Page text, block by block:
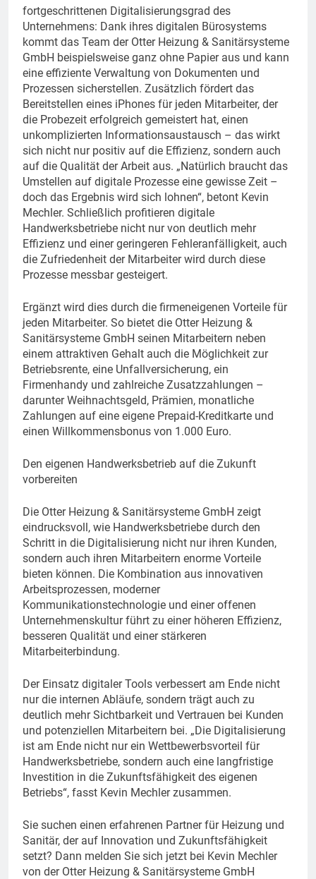
fortgeschrittenen Digitalisierungsgrad des
Unternehmens: Dank ihres digitalen Bürosystems
kommt das Team der Otter Heizung & Sanitärsysteme
GmbH beispielsweise ganz ohne Papier aus und kann
eine effiziente Verwaltung von Dokumenten und
Prozessen sicherstellen. Zusätzlich fördert das
Bereitstellen eines iPhones für jeden Mitarbeiter, der
die Probezeit erfolgreich gemeistert hat, einen
unkomplizierten Informationsaustausch – das wirkt
sich nicht nur positiv auf die Effizienz, sondern auch
auf die Qualität der Arbeit aus. „Natürlich braucht das
Umstellen auf digitale Prozesse eine gewisse Zeit –
doch das Ergebnis wird sich lohnen“, betont Kevin
Mechler. Schließlich profitieren digitale
Handwerksbetriebe nicht nur von deutlich mehr
Effizienz und einer geringeren Fehleranfälligkeit, auch
die Zufriedenheit der Mitarbeiter wird durch diese
Prozesse messbar gesteigert.
Ergänzt wird dies durch die firmeneigenen Vorteile für
jeden Mitarbeiter. So bietet die Otter Heizung &
Sanitärsysteme GmbH seinen Mitarbeitern neben
einem attraktiven Gehalt auch die Möglichkeit zur
Betriebsrente, eine Unfallversicherung, ein
Firmenhandy und zahlreiche Zusatzzahlungen –
darunter Weihnachtsgeld, Prämien, monatliche
Zahlungen auf eine eigene Prepaid-Kreditkarte und
einen Willkommensbonus von 1.000 Euro.
Den eigenen Handwerksbetrieb auf die Zukunft
vorbereiten
Die Otter Heizung & Sanitärsysteme GmbH zeigt
eindrucksvoll, wie Handwerksbetriebe durch den
Schritt in die Digitalisierung nicht nur ihren Kunden,
sondern auch ihren Mitarbeitern enorme Vorteile
bieten können. Die Kombination aus innovativen
Arbeitsprozessen, moderner
Kommunikationstechnologie und einer offenen
Unternehmenskultur führt zu einer höheren Effizienz,
besseren Qualität und einer stärkeren
Mitarbeiterbindung.
Der Einsatz digitaler Tools verbessert am Ende nicht
nur die internen Abläufe, sondern trägt auch zu
deutlich mehr Sichtbarkeit und Vertrauen bei Kunden
und potenziellen Mitarbeitern bei. „Die Digitalisierung
ist am Ende nicht nur ein Wettbewerbsvorteil für
Handwerksbetriebe, sondern auch eine langfristige
Investition in die Zukunftsfähigkeit des eigenen
Betriebs“, fasst Kevin Mechler zusammen.
Sie suchen einen erfahrenen Partner für Heizung und
Sanitär, der auf Innovation und Zukunftsfähigkeit
setzt? Dann melden Sie sich jetzt bei Kevin Mechler
von der Otter Heizung & Sanitärsysteme GmbH